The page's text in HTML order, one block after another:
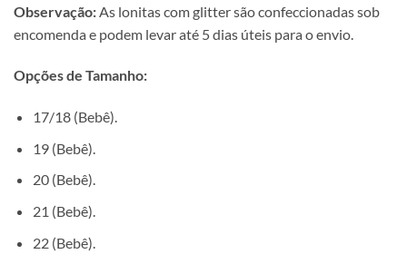
Observação: As lonitas com glitter são confeccionadas sob
encomenda e podem levar até 5 dias úteis para o envio.
Opções de Tamanho:
17/18 (Bebê).
19 (Bebê).
20 (Bebê).
21 (Bebê).
22 (Bebê).